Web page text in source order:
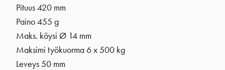
Pituus 420 mm
Paino 455 g
Maks. köysi Ø 14 mm
Maksimi työkuorma 6 x 500 kg
Leveys 50 mm